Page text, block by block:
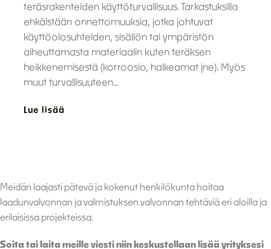
teräsrakenteiden käyttöturvallisuus. Tarkastuksilla
ehkäistään onnettomuuksia, jotka johtuvat
käyttöolosuhteiden, sisällön tai ympäristön
aiheuttamasta materiaalin kuten teräksen
heikkenemisestä (korroosio, halkeamat jne). Myös
muut turvallisuuteen…
Lue lisää
Meidän laajasti pätevä ja kokenut henkilökunta hoitaa
laadunvalvonnan ja valmistuksen valvonnan tehtäviä eri aloilla ja
erilaisissa projekteissa.
Soita tai laita meille viesti niin keskustellaan lisää yrityksesi